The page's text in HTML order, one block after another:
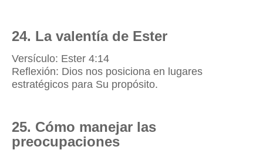
24. La valentía de Ester
Versículo: Ester 4:14
Reflexión: Dios nos posiciona en lugares
estratégicos para Su propósito.
25. Cómo manejar las
preocupaciones